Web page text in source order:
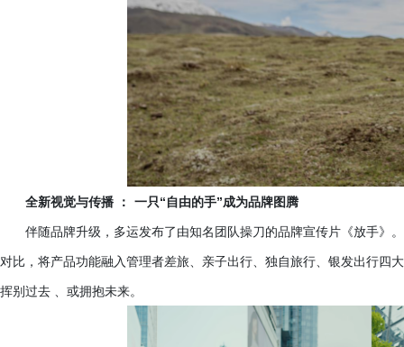
全新视觉与传播 ： 一只“自由的手”成为品牌图腾
伴随品牌升级，多运发布了由知名团队操刀的品牌宣传片《放手》
对比，将产品功能融入管理者差旅、亲子出行、独自旅行、银发出行四
挥别过去 、或拥抱未来。